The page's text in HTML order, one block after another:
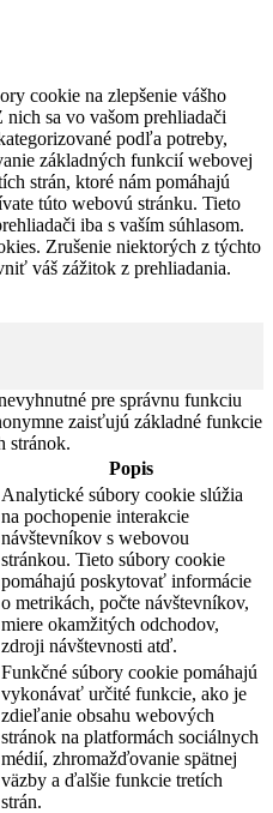
cookie na zlepšenie vášho
sa vo vašom prehliadači
podľa potreby,
základných funkcií webovej
strán, ktoré nám pomáhajú
túto webovú stránku. Tieto
iba s vaším súhlasom.
Zrušenie niektorých z týchto
váš zážitok z prehliadania.
pre správnu funkciu
zaisťujú základné funkcie
stránok.
Popis
Analytické súbory cookie slúžia
na pochopenie interakcie
návštevníkov s webovou
stránkou. Tieto súbory cookie
pomáhajú poskytovať informácie
o metrikách, počte návštevníkov,
miere okamžitých odchodov,
zdroji návštevnosti atď.
Funkčné súbory cookie pomáhajú
vykonávať určité funkcie, ako je
zdieľanie obsahu webových
stránok na platformách sociálnych
médií, zhromažďovanie spätnej
väzby a ďalšie funkcie tretích
strán.